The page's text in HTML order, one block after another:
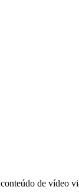
de vídeo